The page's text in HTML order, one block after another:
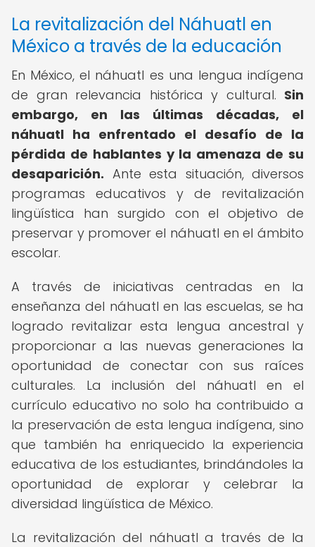
La revitalización del Náhuatl en
México a través de la educación
En México, el náhuatl es una lengua indígena
de gran relevancia histórica y cultural. Sin
embargo, en las últimas décadas, el
náhuatl ha enfrentado el desafío de la
pérdida de hablantes y la amenaza de su
desaparición. Ante esta situación, diversos
programas educativos y de revitalización
lingüística han surgido con el objetivo de
preservar y promover el náhuatl en el ámbito
escolar.
A través de iniciativas centradas en la
enseñanza del náhuatl en las escuelas, se ha
logrado revitalizar esta lengua ancestral y
proporcionar a las nuevas generaciones la
oportunidad de conectar con sus raíces
culturales. La inclusión del náhuatl en el
currículo educativo no solo ha contribuido a
la preservación de esta lengua indígena, sino
que también ha enriquecido la experiencia
educativa de los estudiantes, brindándoles la
oportunidad de explorar y celebrar la
diversidad lingüística de México.
La revitalización del náhuatl a través de la